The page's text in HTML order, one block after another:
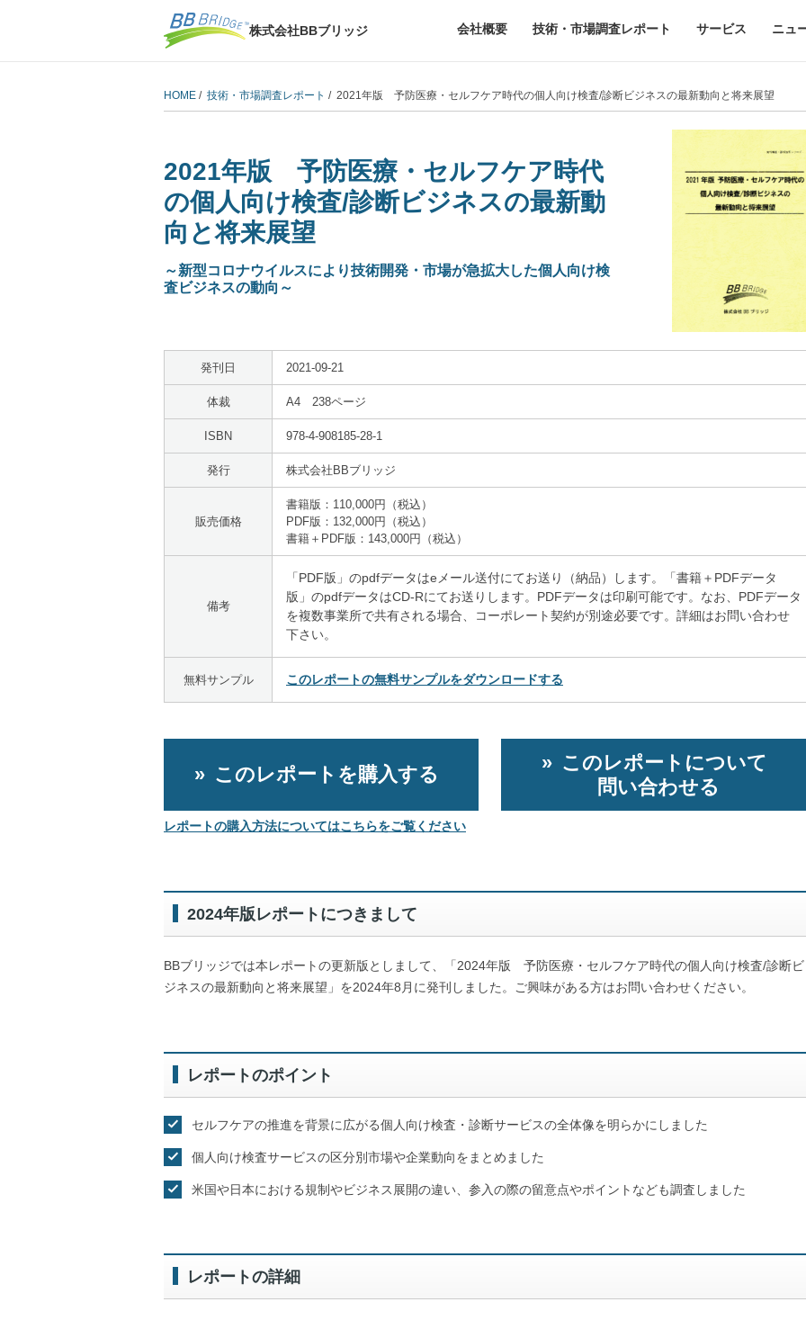
株式会社BBブリッジ 会社概要 技術・市場調査レポート サービス ニュ
HOME / 技術・市場調査レポート / 2021年版 予防医療・セルフケア時代の個人向け検査/診断ビジネスの最新動向と将来展望
2021年版 予防医療・セルフケア時代
の個人向け検査/診断ビジネスの最新動
向と将来展望
～新型コロナウイルスにより技術開発・市場が急拡大した個人向け検
査ビジネスの動向～
発刊日 2021-09-21
体裁 A4 238ページ
ISBN 978-4-908185-28-1
発行 株式会社BBブリッジ
販売価格
書籍版：110,000円（税込）
PDF版：132,000円（税込）
書籍＋PDF版：143,000円（税込）
備考
「PDF版」のpdfデータはeメール送付にてお送り（納品）します。「書籍＋PDFデータ
版」のpdfデータはCD-Rにてお送りします。PDFデータは印刷可能です。なお、PDFデータ
を複数事業所で共有される場合、コーポレート契約が別途必要です。詳細はお問い合わせ
下さい。
無料サンプル このレポートの無料サンプルをダウンロードする
このレポートを購入する
このレポートについて
問い合わせる
レポートの購入方法についてはこちらをご覧ください
2024年版レポートにつきまして
BBブリッジでは本レポートの更新版としまして、「2024年版 予防医療・セルフケア時代の個人向け検査/診断ビ
ジネスの最新動向と将来展望」を2024年8月に発刊しました。ご興味がある方はお問い合わせください。
レポートのポイント
セルフケアの推進を背景に広がる個人向け検査・診断サービスの全体像を明らかにしました
個人向け検査サービスの区分別市場や企業動向をまとめました
米国や日本における規制やビジネス展開の違い、参入の際の留意点やポイントなども調査しました
レポートの詳細